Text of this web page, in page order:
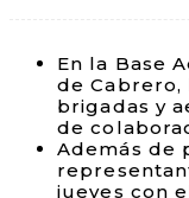
En la Base
de Cabrero,
brigadas y
de
Además de
jueves con